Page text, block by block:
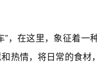
”，在这里，象征着
热情，将日常的食